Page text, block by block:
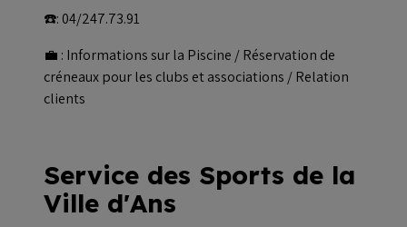
☎️: 04/247.73.91
💼 : Informations sur la Piscine / Réservation de
créneaux pour les clubs et associations / Relation
clients
Service des Sports de la
Ville d'Ans